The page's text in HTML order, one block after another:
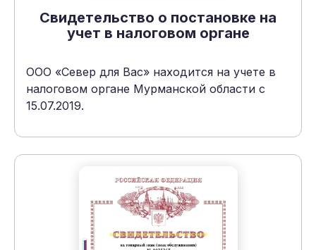
Свидетельство о постановке на
учет в налоговом органе
ООО «Север для Вас» находится на учете в
налоговом органе Мурманской области с
15.07.2019.